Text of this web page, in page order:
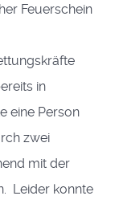
Feuerschein
in
eine Person
zwei
mit der
Leider konnte